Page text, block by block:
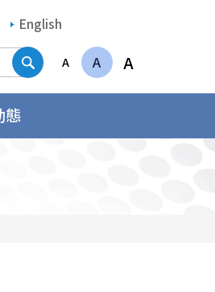
English
搜尋A A A
態